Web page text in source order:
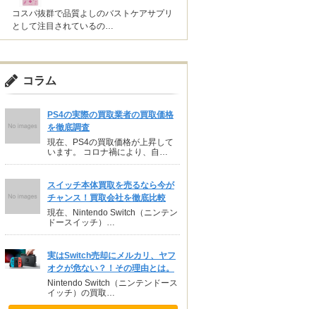
コスパ抜群で品質よしのバストケアサプリ
として注目されているの…
コラム
PS4の実際の買取業者の買取価格
を徹底調査
現在、PS4の買取価格が上昇して
います。 コロナ禍により、自…
スイッチ本体買取を売るなら今が
チャンス！買取会社を徹底比較
現在、Nintendo Switch（ニンテン
ドースイッチ）…
実はSwitch売却にメルカリ、ヤフ
オクが危ない？！その理由とは。
Nintendo Switch（ニンテンドース
イッチ）の買取…